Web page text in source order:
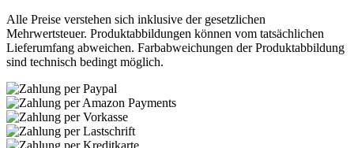
Alle Preise verstehen sich inklusive der gesetzlichen
Mehrwertsteuer. Produktabbildungen können vom tatsächlichen
Lieferumfang abweichen. Farbabweichungen der Produktabbildung
sind technisch bedingt möglich.